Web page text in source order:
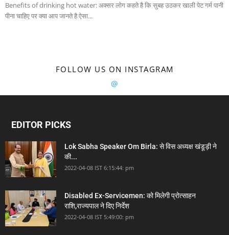
Benefits of drinking hot water: अक्सर लोग कहते है कि सुबह उठकर खाली पेट गर्म पानी
पीना चाहिए पर क्या आप जानते है ऐसा...
FOLLOW US ON INSTAGRAM
@
EDITOR PICKS
Lok Sabha Speaker Om Birla: से विस अध्यक्ष खंडूड़ी ने
की...
2022-04-08 IST 6:15:44: pm
Disabled Ex-Servicemen: को मिलेगी प्रोत्साहन
राशि,राज्यपाल ने दिए निर्देश
2022-04-08 IST 5:49:00: pm